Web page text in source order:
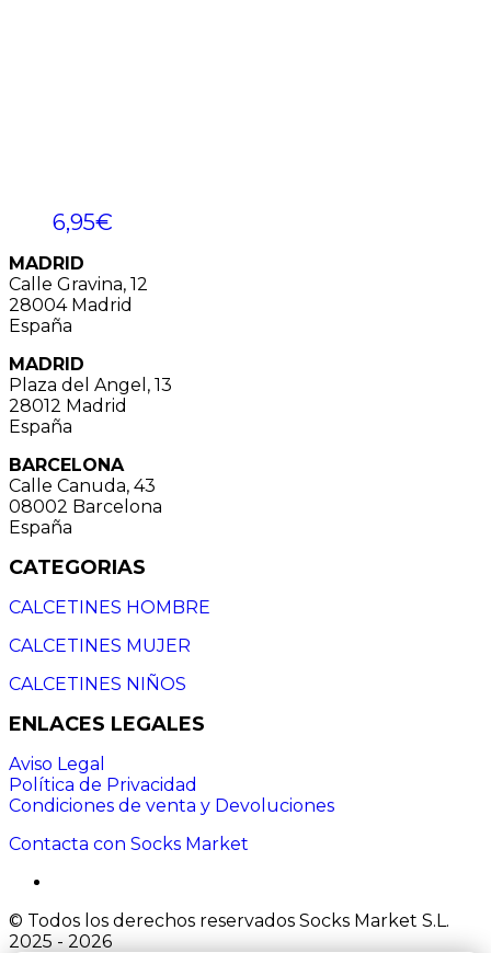
6,95€
MADRID
Calle Gravina, 12
28004 Madrid
España
MADRID
Plaza del Angel, 13
28012 Madrid
España
BARCELONA
Calle Canuda, 43
08002 Barcelona
España
CATEGORIAS
CALCETINES HOMBRE
CALCETINES MUJER
CALCETINES NIÑOS
ENLACES LEGALES
Aviso Legal
Política de Privacidad
Condiciones de venta y Devoluciones
Contacta con Socks Market
© Todos los derechos reservados Socks Market S.L.
2025 - 2026